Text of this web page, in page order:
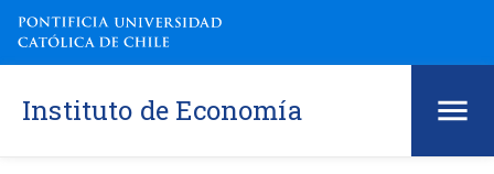
Instituto de Economía